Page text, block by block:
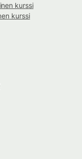
kurssi
kurssi